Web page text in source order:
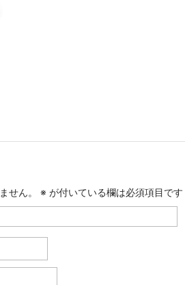
せん。
※ が付いている欄は必須項目です